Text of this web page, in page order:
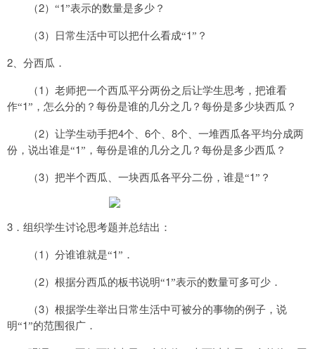
（2）“1”表示的数量是多少？
（3）日常生活中可以把什么看成“1”？
2 、分西瓜．
（1 ）老师把一个西瓜平分两份之后让学生思考，把谁看
作“1”，怎么分的？每份是谁的几分之几？每份是多少块西瓜？
（2）让学生动手把4个、 6个、 8个、一堆西瓜各平均分成两
份，说出谁是“1”，每份是谁的几分之几？每份是多少西瓜？
（3）把半个西瓜、一块西瓜各平分二份，谁是“1”？
3 ．组织学生讨论思考题并总结出：
（1 ）分谁谁就是“1”．
（2）根据分西瓜的板书说明“1”表示的数量可多可少．
（3）根据学生举出日常生活中可被分的事物的例子，说
明“1”的范围很广．